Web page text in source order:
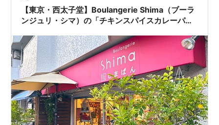
スペシャリテはしぼりたてモ…
【東京・西太子堂】Boulangerie Shima（ブーラ
ンジュリ・シマ）の「チキンスパイスカレーパ